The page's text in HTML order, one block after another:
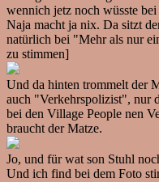
wennich jetz noch wüsste
Naja macht ja nix. Da sitzt
natürlich bei "Mehr als nur
zu stimmen]
Und da hinten trommelt der
auch "Verkehrspolizist", nur
bei den Village People nen
braucht der Matze.
Jo, und für wat son Stuhl
Und ich find bei dem Foto